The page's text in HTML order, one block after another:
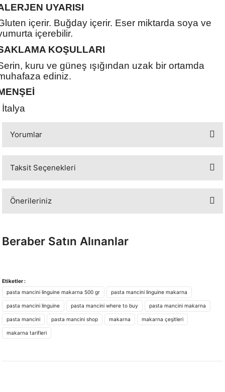
UYARISI
içerir. Buğday içerir. Eser miktarda soya ve
içerebilir.
KOŞULLARI
kuru ve güneş ışığından uzak bir ortamda
ediniz.
İtalya
Yorumlar
Taksit Seçenekleri
Önerileriniz
iletebilirsiniz.
Ürün resmi kalitesiz, bozuk veya görüntülenemiyor.
Ürün açıklamasında eksik bilgiler bulunuyor.
Ürün bilgilerinde hatalar bulunuyor.
Ürün fiyatı diğer sitelerden daha pahalı.
Bu ürüne benzer farklı alternatifler olmalı.
Beraber Satın Alınanlar
₺ 4.827,11
Etiketler :
pasta mancini linguine makarna 500 gr
pasta mancini linguine makarna
pasta mancini linguine pasta mancini where to buy pasta mancini makarna
pasta mancini pasta mancini shop makarna makarna çeşitleri
makarna tarifleri